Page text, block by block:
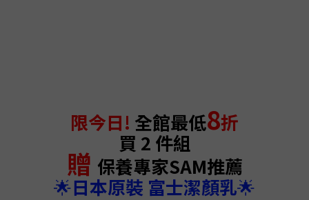
限今日! 全館最低8折
買 2 件組
贈 保養專家SAM推薦
🌟日本原裝 富士潔顏乳🌟